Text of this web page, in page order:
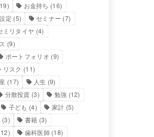
お金持ち (16)
定 (5) セミナー (7)
ミリタイヤ (4)
(9)
ポートフォリオ (9)
リスク (11)
(17) 人生 (9)
分散投資 (3) 勉強 (12)
子ども (4) 家計 (5)
(3) 書籍 (3)
歯科医師(18)